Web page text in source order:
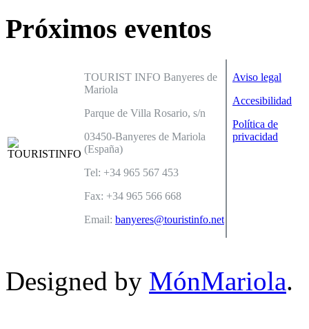
Próximos eventos
TOURIST INFO Banyeres de
Mariola
Parque de Villa Rosario, s/n
03450-Banyeres de Mariola
(España)
Tel: +34 965 567 453
Fax: +34 965 566 668
Email: banyeres@touristinfo.net
Aviso legal
Accesibilidad
Política de
privacidad
Designed by MónMariola.